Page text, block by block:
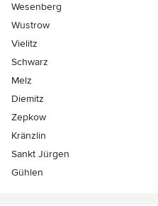
Wesenberg
Wustrow
Vielitz
Schwarz
Melz
Diemitz
Zepkow
Kränzlin
Sankt Jürgen
Gühlen